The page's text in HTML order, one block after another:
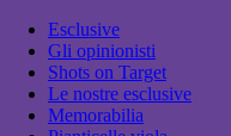
Esclusive
Gli opinionisti
Shots on Target
Le nostre esclusive
Memorabilia